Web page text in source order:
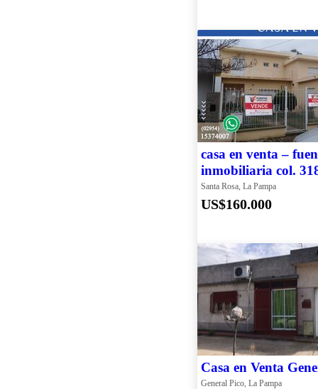
casa en venta –
inmobiliaria col.
Santa Rosa, La Pampa
US$160.000
Casa en Venta
General Pico, La Pampa